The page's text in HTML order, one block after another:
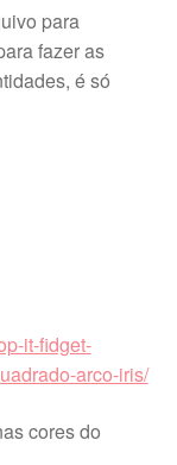
para
fazer as
é só
it-fidget-
arco-iris/
cores do